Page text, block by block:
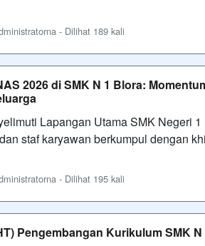
- Dilihat 189 kali
2026 di SMK N 1 Blora:
Lapangan Utama SMK Negeri
staf karyawan berkumpul dengan
- Dilihat 195 kali
Pengembangan Kurikulum SMK